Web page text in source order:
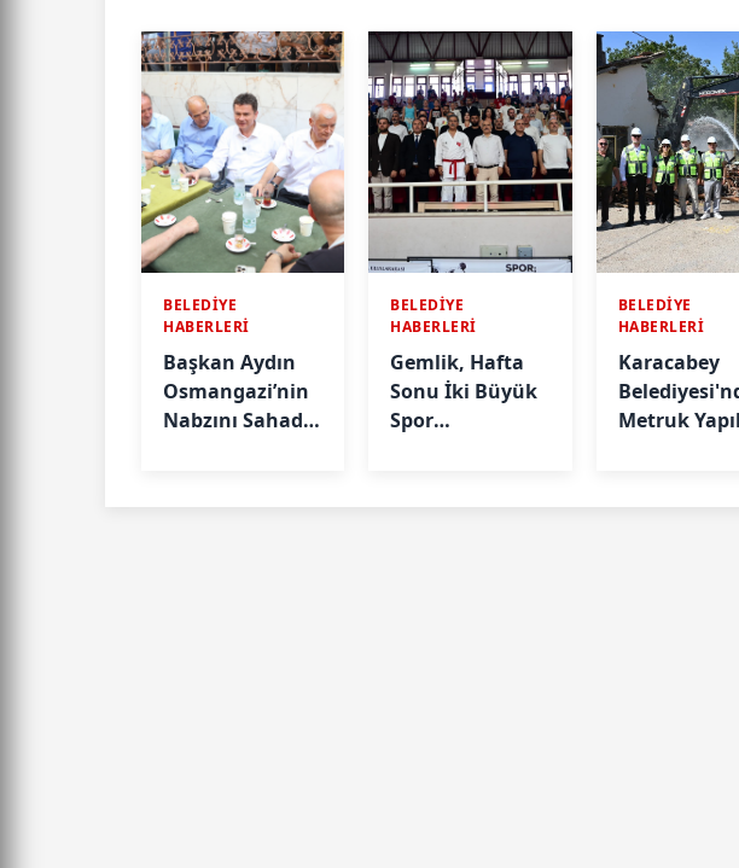
BELEDİYE
HABERLERİ
Başkan Aydın
Osmangazi’nin
Nabzını Sahada
BELEDİYE
HABERLERİ
Gemlik, Hafta
Sonu İki Büyük
Spor
BELEDİYE
HABERLERİ
Karacabey
Metruk